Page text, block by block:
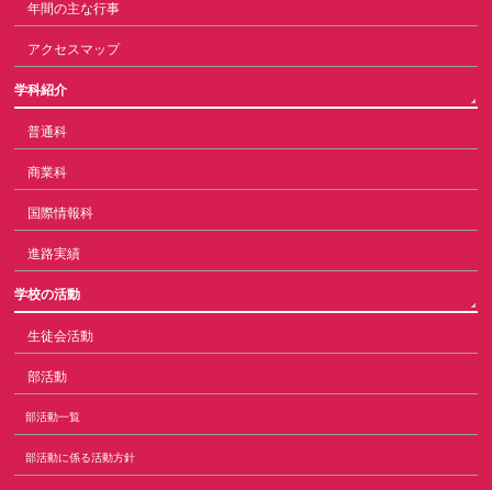
年間の主な行事
アクセスマップ
学科紹介
普通科
商業科
国際情報科
進路実績
学校の活動
生徒会活動
部活動
部活動一覧
部活動に係る活動方針